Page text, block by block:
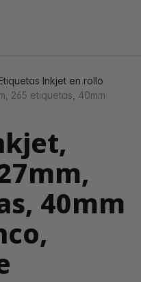
Inkjet en rollo
265 etiquetas, 40mm
40mm